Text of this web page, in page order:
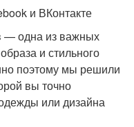
и ВКонтакте
— одна из важных
и стильного
поэтому мы решили
вы точно
или дизайна